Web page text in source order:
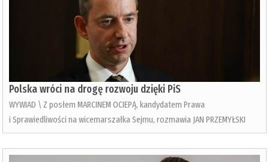
Polska wróci na drogę rozwoju dzięki PiS
WYWIAD \ Z posłem MARCINEM OCIEPĄ, kandydatem Prawa
i Sprawiedliwości na wicemarszałka Sejmu, rozmawia JAN PRZEMYŁSKI